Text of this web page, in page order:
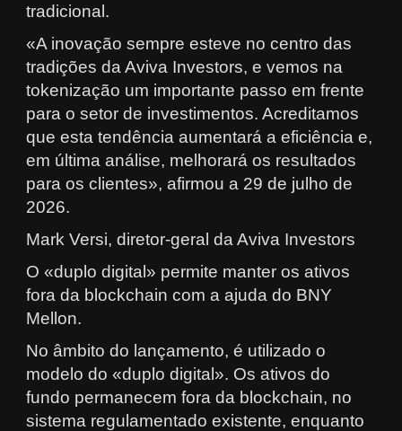
tradicional.
«A inovação sempre esteve no centro das
tradições da Aviva Investors, e vemos na
tokenização um importante passo em frente
para o setor de investimentos. Acreditamos
que esta tendência aumentará a eficiência e,
em última análise, melhorará os resultados
para os clientes», afirmou a 29 de julho de
2026.
Mark Versi, diretor-geral da Aviva Investors
O «duplo digital» permite manter os ativos
fora da blockchain com a ajuda do BNY
Mellon.
No âmbito do lançamento, é utilizado o
modelo do «duplo digital». Os ativos do
fundo permanecem fora da blockchain, no
sistema regulamentado existente, enquanto